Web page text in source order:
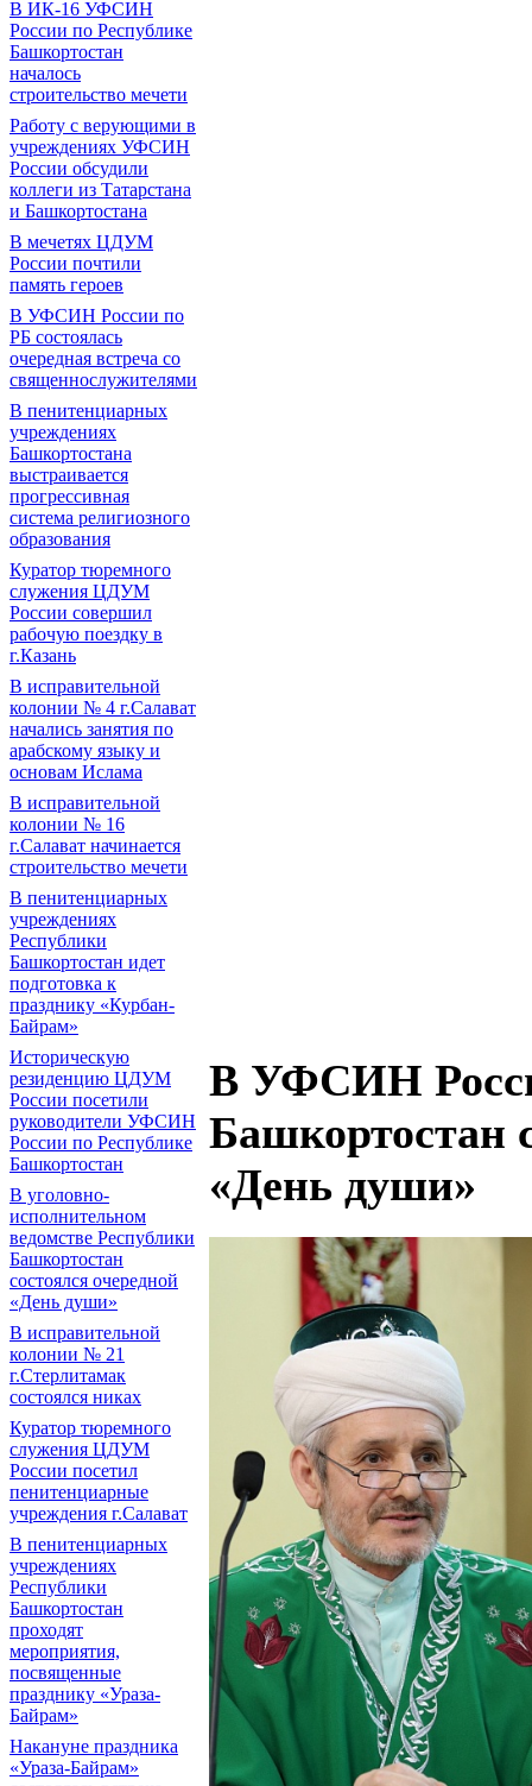
В ИК-16 УФСИН
России по Республике
Башкортостан
началось
строительство мечети
Работу с верующими в
учреждениях УФСИН
России обсудили
коллеги из Татарстана
и Башкортостана
В мечетях ЦДУМ
России почтили
память героев
В УФСИН России по
РБ состоялась
очередная встреча со
священнослужителями
В пенитенциарных
учреждениях
Башкортостана
выстраивается
прогрессивная
система религиозного
образования
Куратор тюремного
служения ЦДУМ
России совершил
рабочую поездку в
г.Казань
В исправительной
колонии № 4 г.Салават
начались занятия по
арабскому языку и
основам Ислама
В исправительной
колонии № 16
г.Салават начинается
строительство мечети
В пенитенциарных
учреждениях
Республики
Башкортостан идет
подготовка к
празднику «Курбан-
Байрам»
Историческую
резиденцию ЦДУМ
России посетили
руководители УФСИН
России по Республике
Башкортостан
В уголовно-
исполнительном
ведомстве Республики
Башкортостан
состоялся очередной
«День души»
В исправительной
колонии № 21
г.Стерлитамак
состоялся никах
Куратор тюремного
служения ЦДУМ
России посетил
пенитенциарные
учреждения г.Салават
В пенитенциарных
учреждениях
Республики
Башкортостан
проходят
мероприятия,
посвященные
празднику «Ураза-
Байрам»
Накануне праздника
«Ураза-Байрам»
В УФСИН
Башкортостан
«День души»